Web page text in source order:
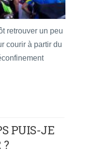
retrouver un peu
courir à partir du
PUIS-JE
?